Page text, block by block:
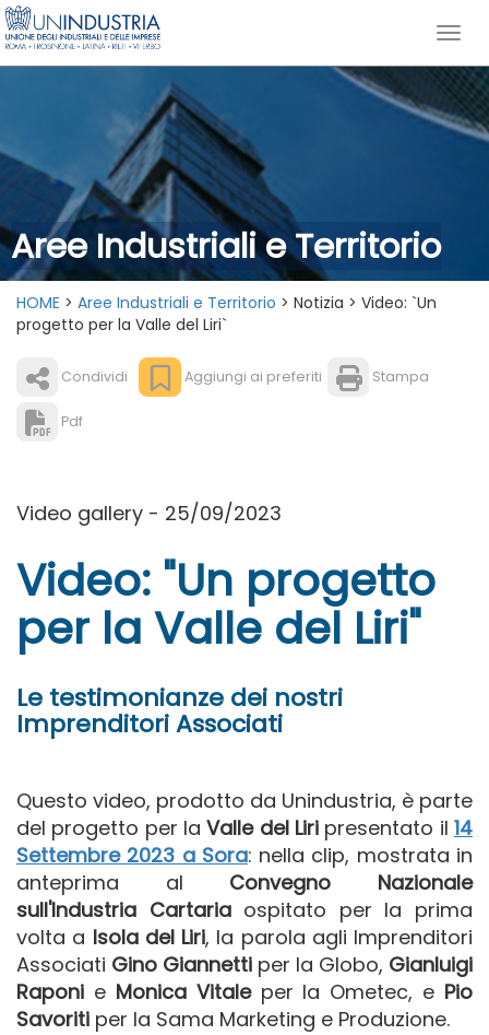
Aree Industriali e Territorio
HOME > Aree Industriali e Territorio > Notizia > Video: `Un
progetto per la Valle del Liri`
Condividi Aggiungi ai preferiti Stampa
Pdf
Video gallery - 25/09/2023
Video: "Un progetto
per la Valle del Liri"
Le testimonianze dei nostri
Imprenditori Associati
Questo video, prodotto da Unindustria, è parte
del progetto per laValle del Liri presentato il14
Settembre 2023 a Sora: nella clip, mostrata in
anteprima al Convegno Nazionale
sull'Industria Cartariaospitato per la prima
volta a Isola del Liri, la parola agli Imprenditori
Associati Gino Giannetti per la Globo, Gianluigi
Raponi e Monica Vitaleper la Ometec, e Pio
Savoriti per la Sama Marketing e Produzione.